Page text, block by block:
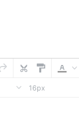
16px